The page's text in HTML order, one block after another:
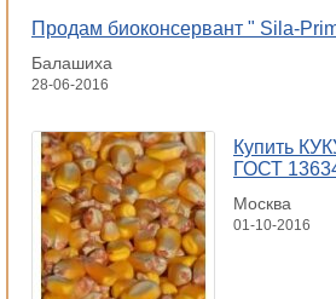
Продам биоконсервант " Sila-
Балашиха
28-06-2016
Купить
ГОСТ
Москва
01-10-2016